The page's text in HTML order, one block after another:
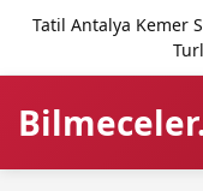
Tatil Antalya Kemer